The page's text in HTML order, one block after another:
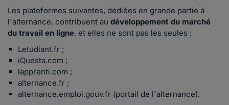
Les plateformes suivantes, dédiées en grande partie à
l'alternance, contribuent au développement du marché
du travail en ligne, et elles ne sont pas les seules :
Letudiant.fr ;
iQuesta.com ;
lapprenti.com ;
alternance.fr ;
alternance.emploi.gouv.fr (portail de l'alternance).